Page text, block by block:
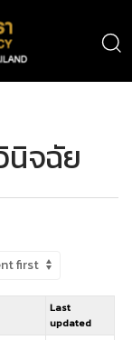
นิจฉัย
Last
updated